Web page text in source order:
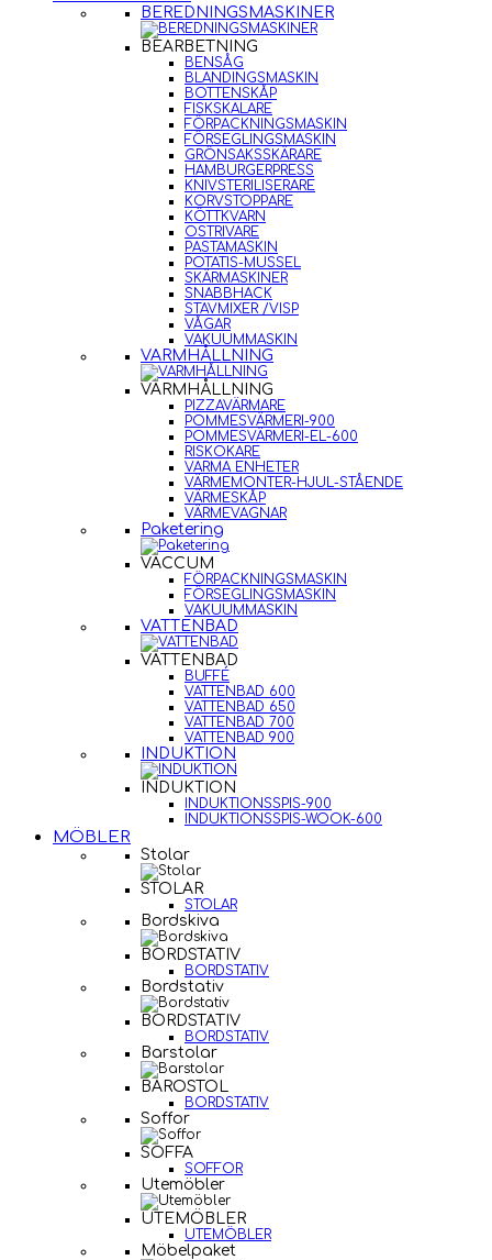
BEREDNINGSMASKINER
BEARBETNING
BENSÅG
BLANDINGSMASKIN
BOTTENSKÅP
FISKSKALARE
FÖRPACKNINGSMASKIN
FÖRSEGLINGSMASKIN
GRÖNSAKSSKÄRARE
HAMBURGERPRESS
KNIVSTERILISERARE
KORVSTOPPARE
KÖTTKVARN
OSTRIVARE
PASTAMASKIN
POTATIS-MUSSEL
SKÄRMASKINER
SNABBHACK
STAVMIXER /VISP
VÅGAR
VAKUUMMASKIN
VARMHÅLLNING
VARMHÅLLNING
PIZZAVÄRMARE
POMMESVÄRMERI-900
POMMESVÄRMERI-EL-600
RISKOKARE
VARMA ENHETER
VÄRMEMONTER-HJUL-STÅENDE
VÄRMESKÅP
VÄRMEVAGNAR
Paketering
VACCUM
FÖRPACKNINGSMASKIN
FÖRSEGLINGSMASKIN
VAKUUMMASKIN
VATTENBAD
VATTENBAD
BUFFÉ
VATTENBAD 600
VATTENBAD 650
VATTENBAD 700
VATTENBAD 900
INDUKTION
INDUKTION
INDUKTIONSSPIS-900
INDUKTIONSSPIS-WOOK-600
MÖBLER
Stolar
STOLAR
STOLAR
Bordskiva
BORDSTATIV
BORDSTATIV
Bordstativ
BORDSTATIV
BORDSTATIV
Barstolar
BAROSTOL
BORDSTATIV
Soffor
SOFFA
SOFFOR
Utemöbler
UTEMÖBLER
UTEMÖBLER
Möbelpaket